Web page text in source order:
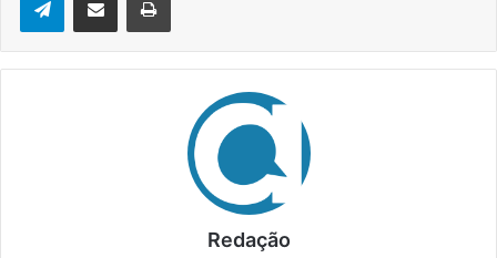
Redação